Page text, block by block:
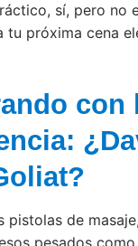
sí, pero no
tu próxima cena
con
pistolas de
pesados